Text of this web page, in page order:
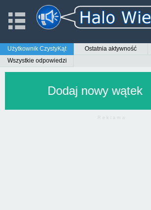
Użytkownik CzystyKąt Ostatnia aktywność
Wszystkie odpowiedzi
Dodaj nowy wątek
R e k l a m a